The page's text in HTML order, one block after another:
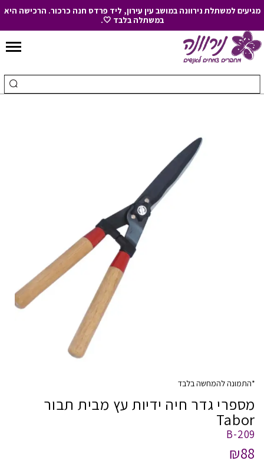
to
מגיעים למשתלת נירוונה במושב עין עירון, ליד פרדס חנה כרכור. הרכישה היא
במשתלה בלבד 🤍.
*התמונה להמחשה בלבד
מספרי גדר חיה ידיות עץ מבית תבור
Tabor
B-209
₪88